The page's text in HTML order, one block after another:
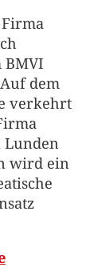
BMVI
dem
verkehrt
Lunden
wird ein